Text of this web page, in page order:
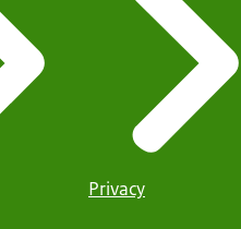
Privacy